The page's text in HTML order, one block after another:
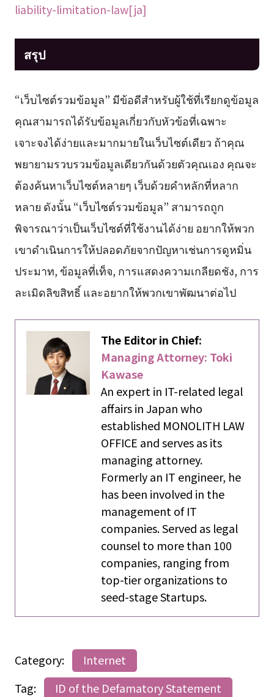
liability-limitation-law[ja]
สรุป
“เว็บไซต์รวมข้อมูล” มีข้อดีสำหรับผู้ใช้ที่เรียกดูข้อมูล
คุณสามารถได้รับข้อมูลเกี่ยวกับหัวข้อที่เฉพาะ
เจาะจงได้ง่ายและมากมายในเว็บไซต์เดียว ถ้าคุณ
พยายามรวบรวมข้อมูลเดียวกันด้วยตัวคุณเอง คุณจะ
ต้องค้นหาเว็บไซต์หลายๆ เว็บด้วยคำหลักที่หลาก
หลาย ดังนั้น “เว็บไซต์รวมข้อมูล” สามารถถูก
พิจารณาว่าเป็นเว็บไซต์ที่ใช้งานได้ง่าย อยากให้พวก
เขาดำเนินการให้ปลอดภัยจากปัญหาเช่นการดูหมิ่น
ประมาท, ข้อมูลที่เท็จ, การแสดงความเกลียดชัง, การ
ละเมิดลิขสิทธิ์ และอยากให้พวกเขาพัฒนาต่อไป
The Editor in Chief:
Managing Attorney: Toki
Kawase
An expert in IT-related legal
affairs in Japan who
established MONOLITH LAW
OFFICE and serves as its
managing attorney.
Formerly an IT engineer, he
has been involved in the
management of IT
companies. Served as legal
counsel to more than 100
companies, ranging from
top-tier organizations to
seed-stage Startups.
Category:
Internet
Tag:
ID of the Defamatory Statement